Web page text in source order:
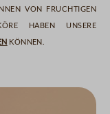
von fruchtigen
haben unsere
können.